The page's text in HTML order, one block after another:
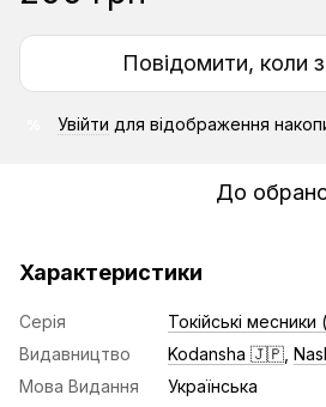
Повідомити, коли
Увійти для відображення
До
Характеристики
Серія
Токійські
Видавництво
Kodansha 🇯🇵
Мова Видання
Українська